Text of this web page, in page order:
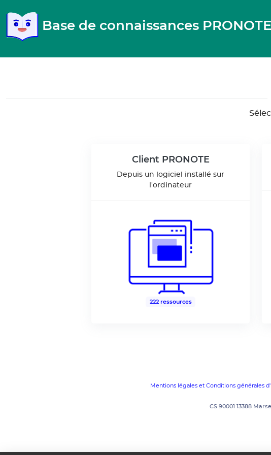
Base de connaissances PRONOTE
Client PRONOTE
Depuis un logiciel installé sur
l'ordinateur
222 ressources
Mentions légales et Conditions générales
CS 90001 13388